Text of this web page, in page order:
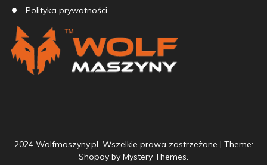
Polityka prywatności
2024 Wolfmaszyny.pl. Wszelkie prawa zastrzeżone | Theme:
Shopay by Mystery Themes.